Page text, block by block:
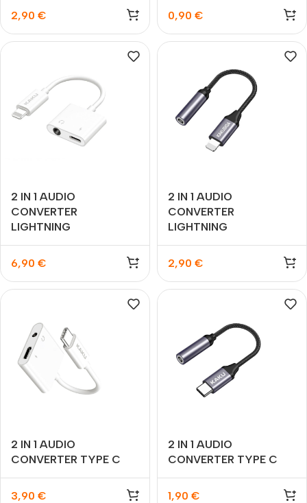
2,90 € 0,90 €
2 IN 1 AUDIO
CONVERTER
LIGHTNING
6,90 €
2 IN 1 AUDIO
CONVERTER
LIGHTNING
2,90 €
2 IN 1 AUDIO
CONVERTER TYPE C
3,90 €
2 IN 1 AUDIO
CONVERTER TYPE C
1,90 €